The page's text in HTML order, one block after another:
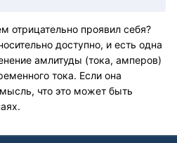
отрицательно проявил себя?
доступно, и есть одна
амлитуды (тока, амперов)
тока. Если она
что это может быть